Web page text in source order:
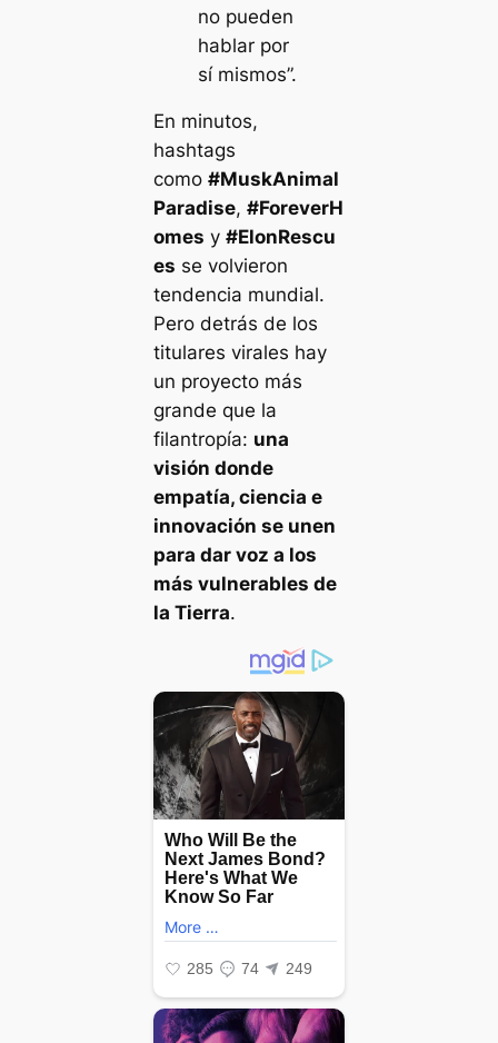
no pueden
hablar por
sí mismos”.
En minutos,
hashtags
como #MuskAnimal
Paradise, #ForeverH
omes y #ElonRescu
es se volvieron
tendencia mundial.
Pero detrás de los
titulares virales hay
un proyecto más
grande que la
filantropía: una
visión donde
empatía, ciencia e
innovación se unen
para dar voz a los
más vulnerables de
la Tierra.